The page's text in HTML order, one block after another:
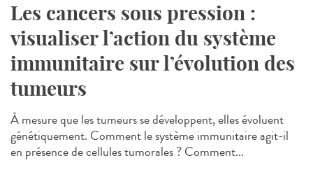
Les cancers sous pression :
visualiser l’action du système
immunitaire sur l’évolution des
tumeurs
À mesure que les tumeurs se développent, elles évoluent
génétiquement. Comment le système immunitaire agit-il
en présence de cellules tumorales ? Comment...